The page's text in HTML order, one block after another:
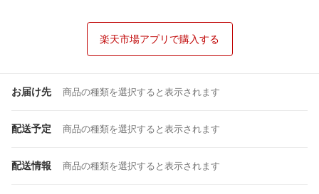
楽天市場アプリで購入する
お届け先 商品の種類を選択すると表示されます
配送予定 商品の種類を選択すると表示されます
配送情報 商品の種類を選択すると表示されます